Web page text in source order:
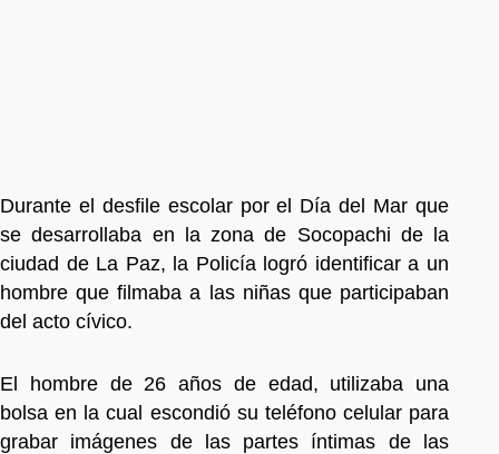
Durante el desfile escolar por el Día del Mar que
se desarrollaba en la zona de Socopachi de la
ciudad de La Paz, la Policía logró identificar a un
hombre que filmaba a las niñas que participaban
del acto cívico.
El hombre de 26 años de edad, utilizaba una
bolsa en la cual escondió su teléfono celular para
grabar imágenes de las partes íntimas de las